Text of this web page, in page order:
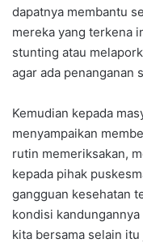
dapatnya membantu
mereka yang terkena
stunting atau
agar ada penanganan
Kemudian kepada
menyampaikan
rutin memeriksakan,
kepada pihak
gangguan kesehatan
kondisi
kita bersama selain